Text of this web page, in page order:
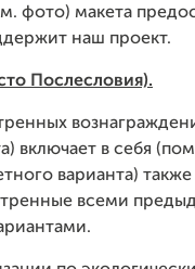
фото) макета
наш проект.
Послесловия).
включает в себя
варианта) также
всеми